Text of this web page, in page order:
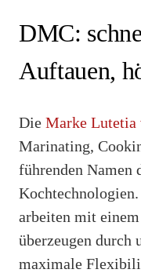
DMC:
Auftauen,
Die Marke Lutetia
Marinating,
führenden
arbeiten mit
überzeugen durch
maximale